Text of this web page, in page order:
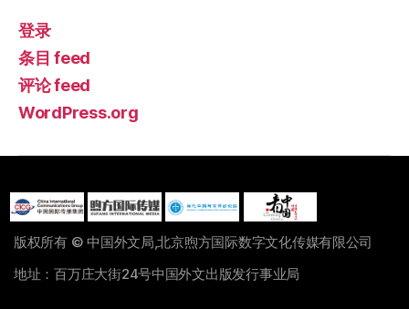
登录
条目 feed
评论 feed
WordPress.org
版权所有 © 中国外文局,北京煦方国际数字文化传媒有限公司
地址：百万庄大街24号中国外文出版发行事业局